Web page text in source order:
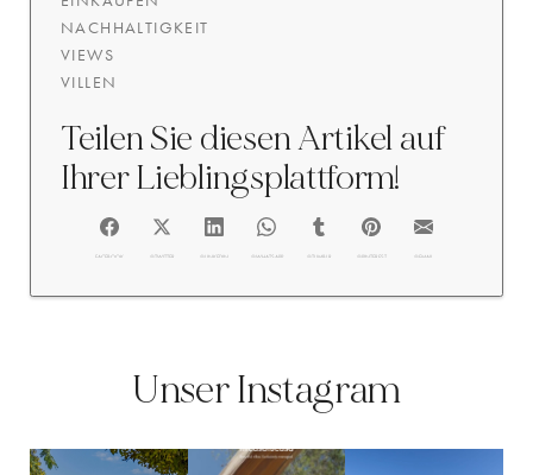
NACHHALTIGKEIT
VIEWS
VILLEN
Teilen Sie diesen Artikel auf
Ihrer Lieblingsplattform!
FACEBOOK @TWITTER @LINKEDIN @WHATSAPP @TUMBLR @PINTEREST @EMAIL
Unser Instagram